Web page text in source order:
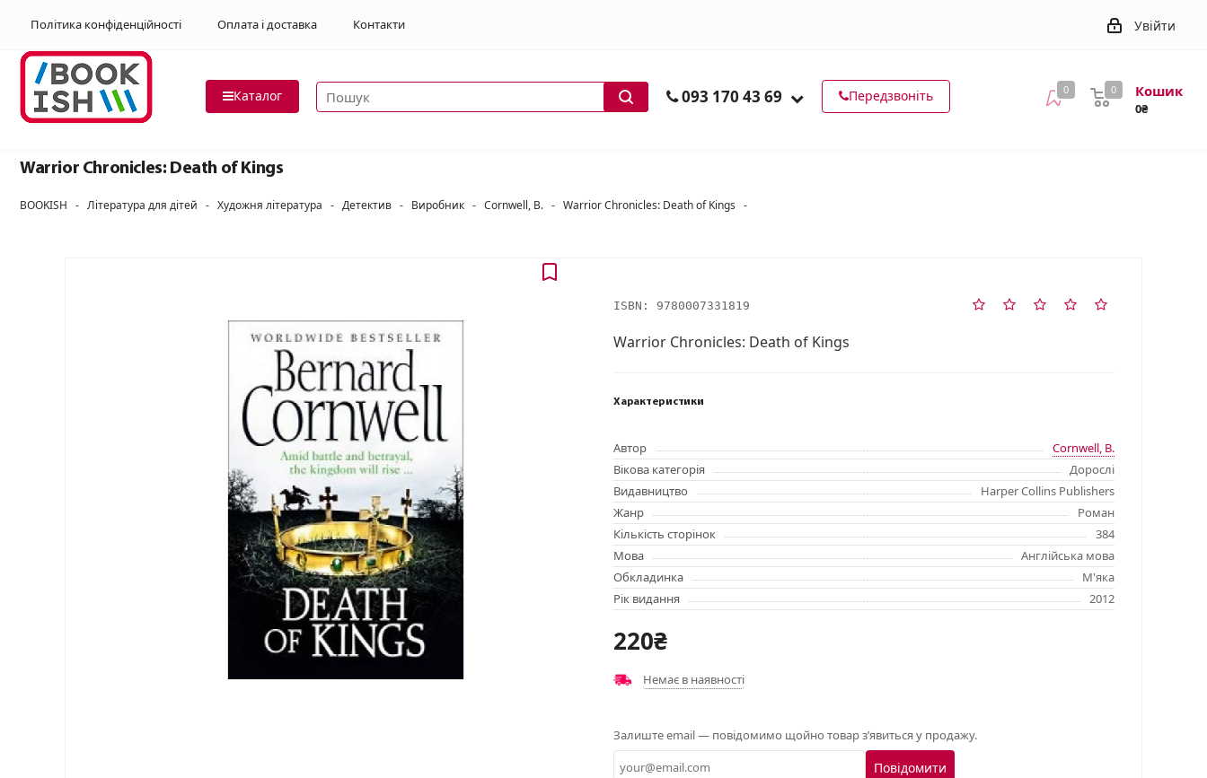
Політика конфіденційності Оплата і доставка Контакти Увійти
Каталог Пошук товарів 093 170 43 69 Передзвоніть 0 Кошик
0₴
0
Warrior Chronicles: Death of Kings
BOOKISH - Література для дітей - Художня література - Детектив - Виробник - Cornwell, B. - Warrior Chronicles: Death of Kings -
ISBN: 9780007331819
Warrior Chronicles: Death of Kings
Характеристики
Автор
Cornwell, B.
Вікова категорія
Дорослі
Видавництво
Harper Collins Publishers
Жанр
Роман
Кількість сторінок
384
Мова
Англійська мова
Обкладинка
М'яка
Рік видання
2012
220₴
Немає в наявності
Залиште email — повідомимо щойно товар з’явиться у продажу.
Повідомити